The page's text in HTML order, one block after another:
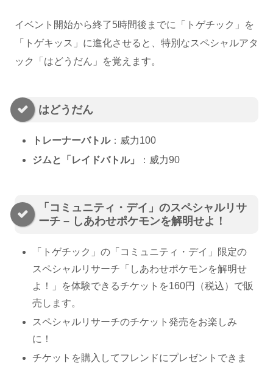
イベント開始から終了5時間後までに「トゲチック」を
「トゲキッス」に進化させると、特別なスペシャルアタ
ック「はどうだん」を覚えます。
はどうだん
トレーナーバトル：威力100
ジムと「レイドバトル」
：威力90
「コミュニティ・デイ」のスペシャルリサ
ーチ – しあわせポケモンを解明せよ！
「トゲチック」の「コミュニティ・デイ」限定の
スペシャルリサーチ「しあわせポケモンを解明せ
よ！」を体験できるチケットを160円（税込）で販
売します。
スペシャルリサーチのチケット発売をお楽しみ
に！
チケットを購入してフレンドにプレゼントできま